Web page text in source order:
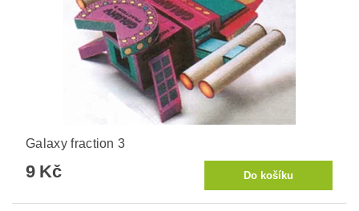
Galaxy fraction 3
9 Kč